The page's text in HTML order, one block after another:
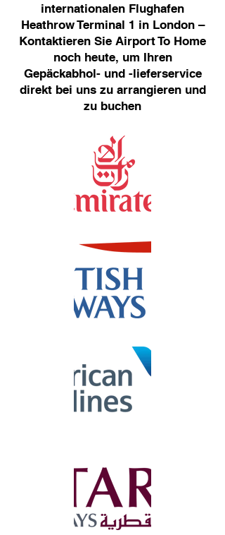
internationalen Flughafen
Heathrow Terminal 1 in London –
Kontaktieren Sie Airport To Home
noch heute, um Ihren
Gepäckabhol- und -lieferservice
direkt bei uns zu arrangieren und
zu buchen